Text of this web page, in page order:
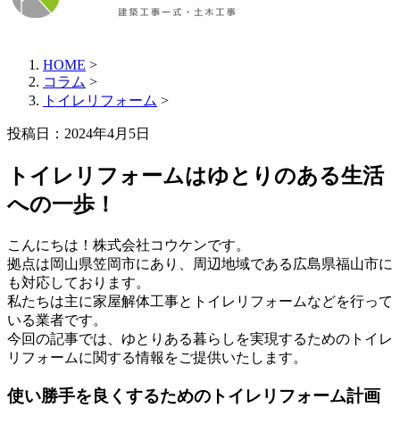
HOME >
コラム >
トイレリフォーム >
投稿日： 2024年4月5日
トイレリフォームはゆとりのある生活
への一歩！
こんにちは！株式会社コウケンです。
拠点は岡山県笠岡市にあり、周辺地域である広島県福山市に
も対応しております。
私たちは主に家屋解体工事とトイレリフォームなどを行って
いる業者です。
今回の記事では、ゆとりある暮らしを実現するためのトイレ
リフォームに関する情報をご提供いたします。
使い勝手を良くするためのトイレリフォーム計画